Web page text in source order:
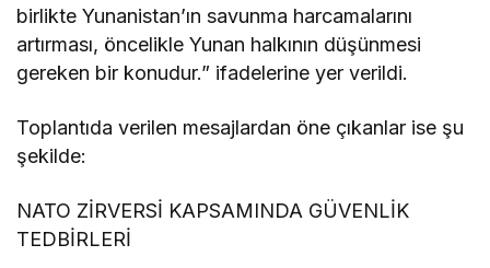
birlikte Yunanistan’ın savunma harcamalarını
artırması, öncelikle Yunan halkının düşünmesi
gereken bir konudur.” ifadelerine yer verildi.
Toplantıda verilen mesajlardan öne çıkanlar ise şu
şekilde:
NATO ZİRVERSİ KAPSAMINDA GÜVENLİK
TEDBİRLERİ